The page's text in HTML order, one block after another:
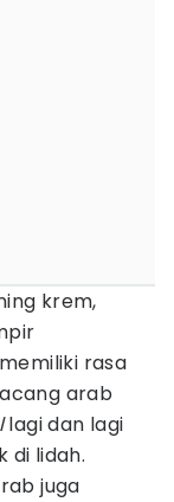
krem,
rasa
arab
lagi dan lagi
di lidah.
juga